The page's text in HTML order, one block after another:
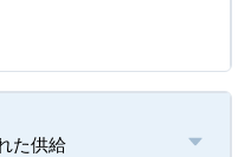
た供給